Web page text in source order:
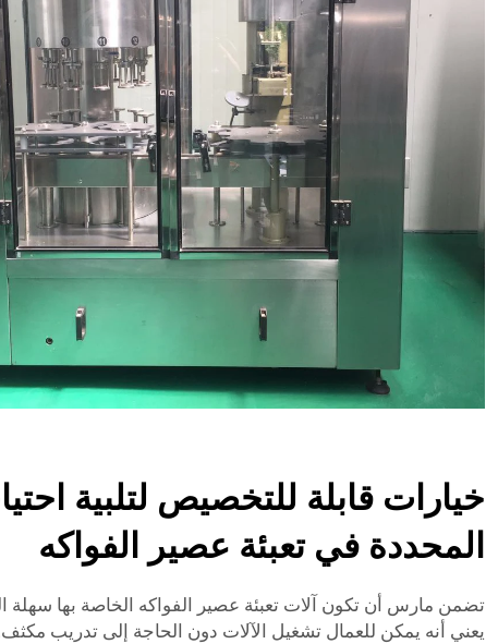
خيارات قابلة للتخصيص لتلبية
المحددة في تعبئة عصير الفواكه
تضمن مارس أن تكون آلات تعبئة عصير الفواكه الخاصة بها سهلة
يعني أنه يمكن للعمال تشغيل الآلات دون الحاجة إلى تدريب